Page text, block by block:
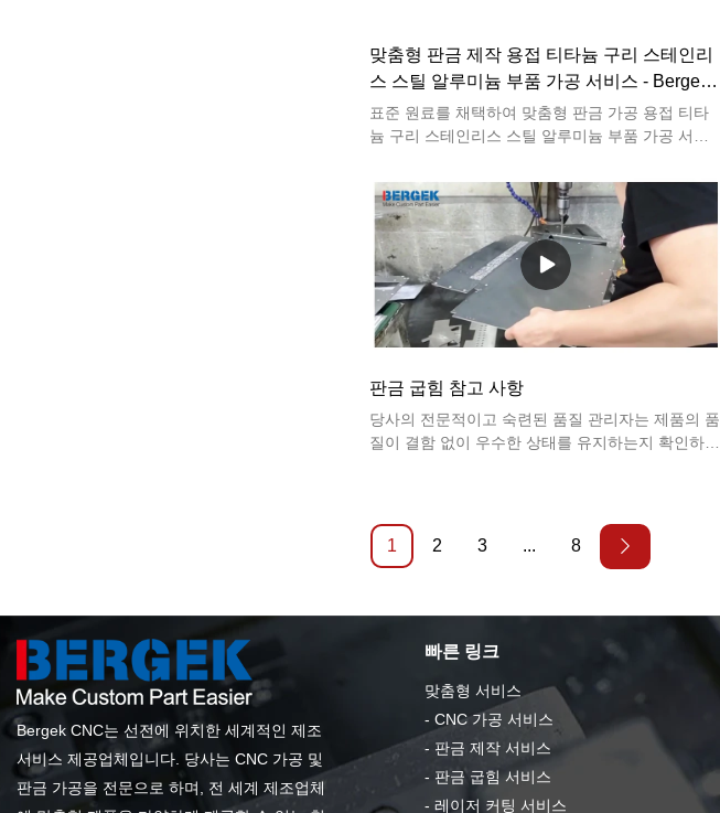
맞춤형 판금 제작 용접 티타늄 구리 스테인리
스 스틸 알루미늄 부품 가공 서비스 - Bergek
CNC
표준 원료를 채택하여 맞춤형 판금 가공 용접 티타
늄 구리 스테인리스 스틸 알루미늄 부품 가공 서비
습니다. 수입 기술, 판금 가공, CNC 기계 가공, CNC
밀링, CNC 터닝, 판금 벤딩, 스탬핑, 용접, 맞춤형 금
속 부품은 100% 품질이 보장되고 안정성이 뛰어납
니다. 너무 많은 장점이 있습니다. 고객들은 많은 혜
택을 받을 것입니다.
판금 굽힘 참고 사항
당사의 전문적이고 숙련된 품질 관리자는 제품의 품
질이 결함 없이 우수한 상태를 유지하는지 확인하기
1 2 3 ... 8
Bergek CNC는 선전에 위치한 세계적인 제조
서비스 제공업체입니다. 당사는 CNC 가공 및
판금 가공을 전문으로 하며, 전 세계 제조업체
빠른 링크
맞춤형 서비스
- CNC 가공 서비스
- 판금 제작 서비스
- 판금 굽힘 서비스
- 레이저 커팅 서비스